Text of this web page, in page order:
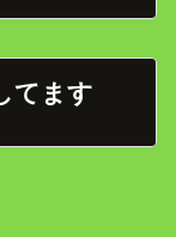
てます